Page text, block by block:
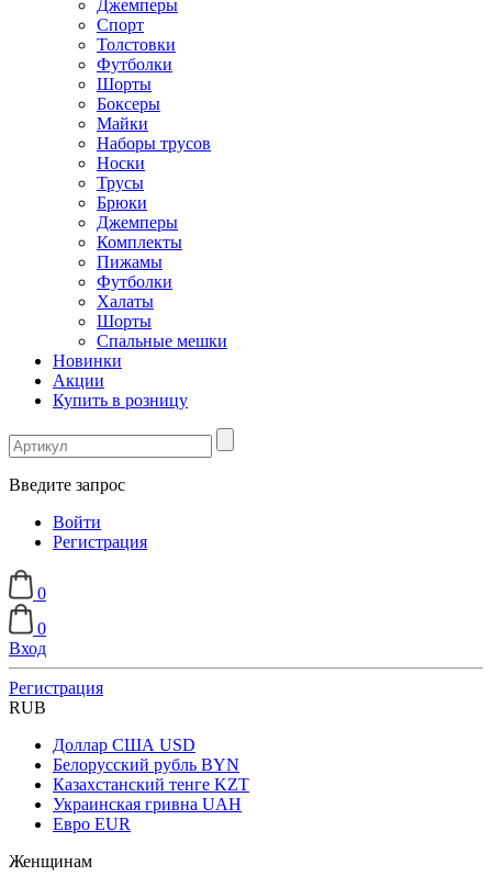
Джемперы
Спорт
Толстовки
Футболки
Шорты
Боксеры
Майки
Наборы трусов
Носки
Трусы
Брюки
Джемперы
Комплекты
Пижамы
Футболки
Халаты
Шорты
Спальные мешки
Новинки
Акции
Купить в розницу
Введите запрос
Войти
Регистрация
0
0
Вход
Регистрация
RUB
Доллар США USD
Белорусский рубль BYN
Казахстанский тенге KZT
Украинская гривна UAH
Евро EUR
Женщинам